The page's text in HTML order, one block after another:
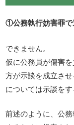
①公務執行妨害罪で
できません。
仮に公務員が傷害
方が示談を成立さ
については示談をす
前述のように、公